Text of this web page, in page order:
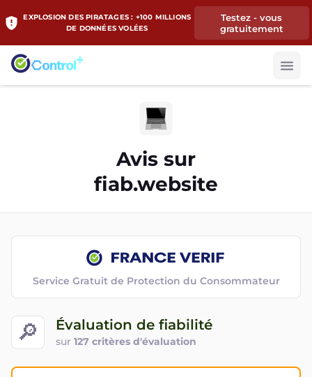
EXPLOSION DES PIRATAGES : +100 MILLIONS
DE DONNÉES VOLÉES
Testez - vous
gratuitement
Avis sur
fiab.website
🔎 Évaluation de fiabilité
sur 127 critères d'évaluation
Service Gratuit de Protection du Consommateur